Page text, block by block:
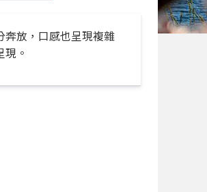
奔放，口感也呈現複雜
。